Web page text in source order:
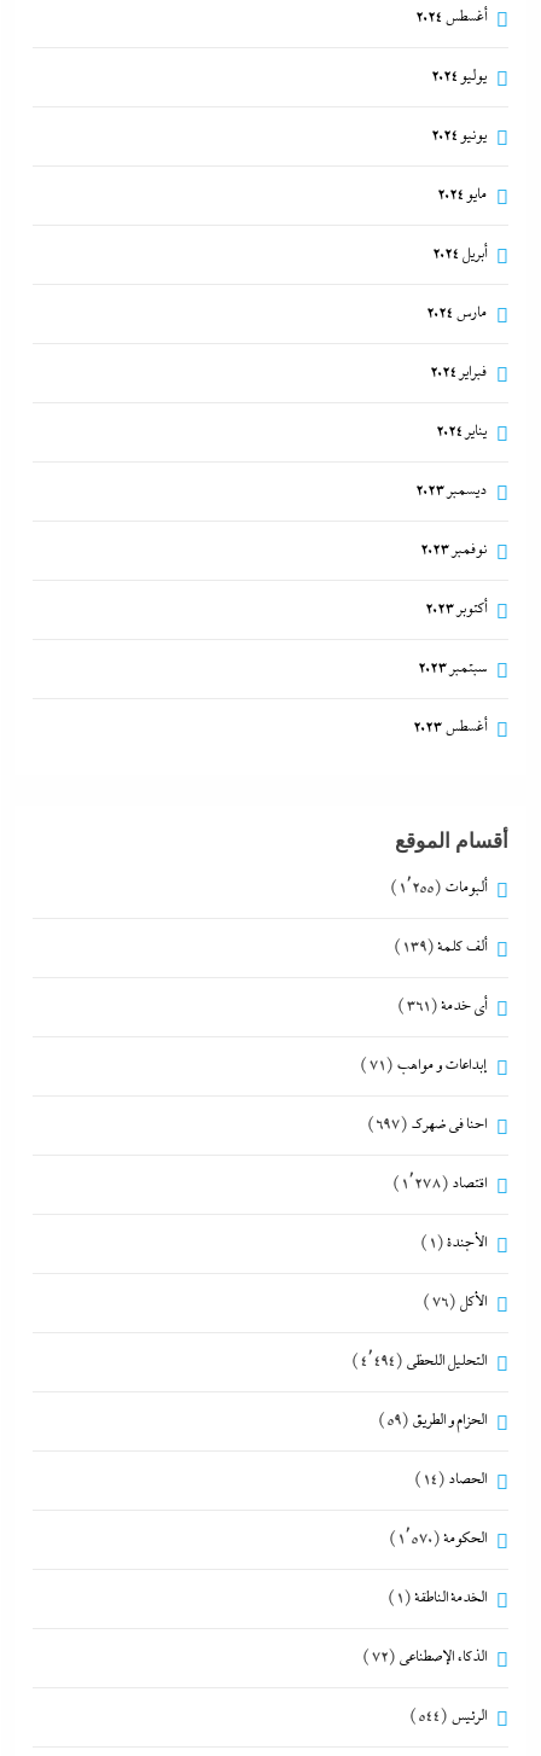
أغسطس 2024
يوليو 2024
يونيو 2024
مايو 2024
أبريل 2024
مارس 2024
فبراير 2024
يناير 2024
ديسمبر 2023
نوفمبر 2023
أكتوبر 2023
سبتمبر 2023
أغسطس 2023
أقسام الموقع
ألبومات (1٬255)
ألف كلمة(139)
أي خدمة(361)
إبداعات و مواهب (71)
احنا في ضهرك (697)
اقتصاد (1٬278)
الأجندة(1)
الأكل (76)
التحليل اللحظي (4٬494)
الحزام و الطريق (59)
الحصاد (14)
الحكومة(1٬570)
الخدمة الناطقة(1)
الذكاء الإصطناعي (72)
الرئيس (544)